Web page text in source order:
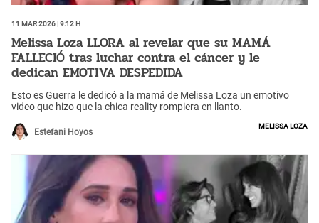
11 Mar 2026 | 9:12 h
Melissa Loza LLORA al revelar que su MAMÁ
FALLECIÓ tras luchar contra el cáncer y le
dedican EMOTIVA DESPEDIDA
Esto es Guerra le dedicó a la mamá de Melissa Loza un emotivo
video que hizo que la chica reality rompiera en llanto.
Estefani Hoyos
Melissa Loza